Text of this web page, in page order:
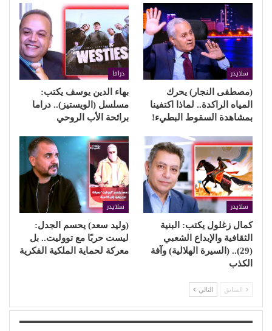
سلايدر
(مصطفى النجار) يحرك
المياه الراكدة.. لماذا اكتفينا
بمشاهدة السقوط البطيء!
دراما
بهاء الدين يوسف يكتب:
مسلسل (الويستيز).. دراما
برائحة الأب الروحي
سلايدر
كمال زغلول يكتب: البنية
الثقافية والإبداع الشعبي
(29).. (السيرة الهلالية) وآفة
الكذب
سلايدر
(وليد سعد) يحسم الجدل:
ليست حربًا مع تووليت.. بل
معركة لحماية الملكية الفكرية
السابق التالي